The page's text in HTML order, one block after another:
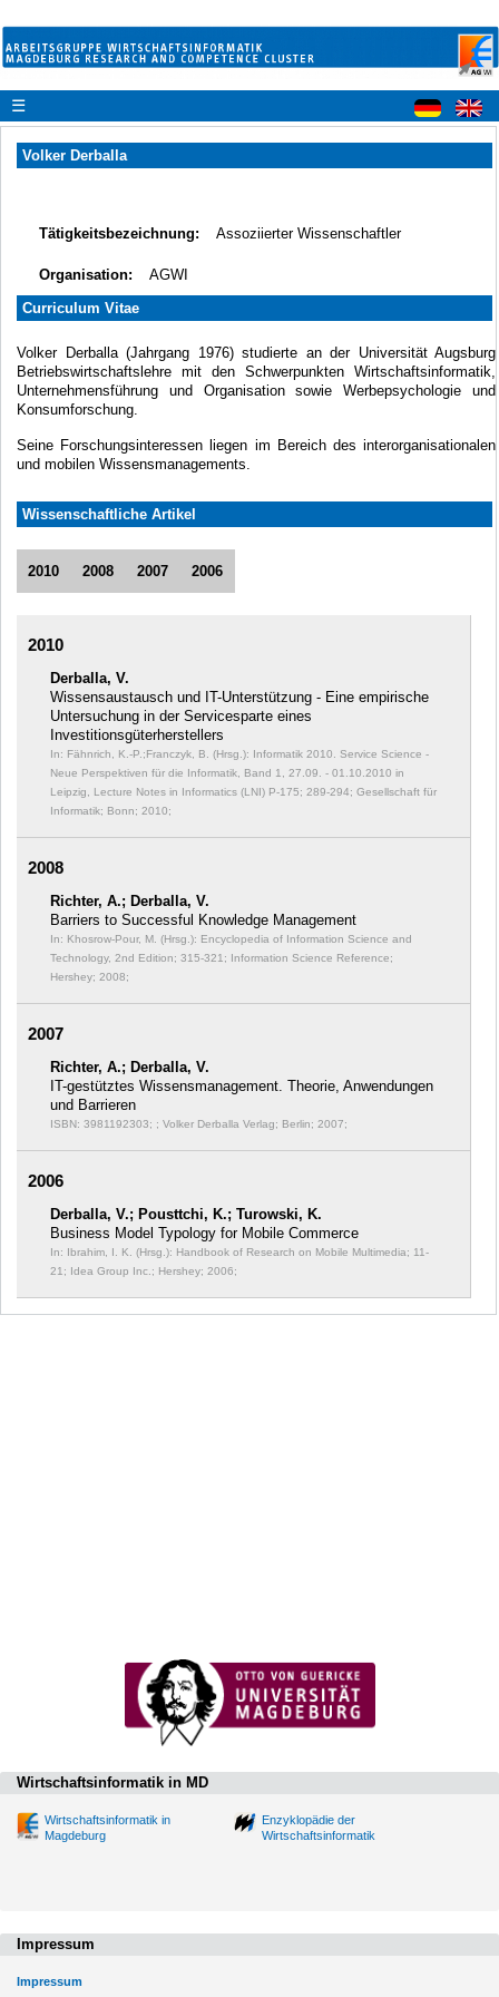
☰
Volker Derballa
Tätigkeitsbezeichnung: Assoziierter Wissenschaftler
Organisation:
AGWI
Curriculum Vitae
Volker Derballa (Jahrgang 1976) studierte an der Universität Augsburg
Betriebswirtschaftslehre mit den Schwerpunkten Wirtschaftsinformatik,
Unternehmensführung und Organisation sowie Werbepsychologie und
Konsumforschung.
Seine Forschungsinteressen liegen im Bereich des interorganisationalen
und mobilen Wissensmanagements.
Wissenschaftliche Artikel
2010 2008 2007 2006
2010
Derballa, V.
Wissensaustausch und IT-Unterstützung - Eine empirische
Untersuchung in der Servicesparte eines
Investitionsgüterherstellers
In: Fähnrich, K.-P.;Franczyk, B. (Hrsg.): Informatik 2010. Service Science -
Neue Perspektiven für die Informatik, Band 1, 27.09. - 01.10.2010 in
Leipzig, Lecture Notes in Informatics (LNI) P-175; 289-294; Gesellschaft für
Informatik; Bonn; 2010;
2008
Richter, A.; Derballa, V.
Barriers to Successful Knowledge Management
In: Khosrow-Pour, M. (Hrsg.): Encyclopedia of Information Science and
Technology, 2nd Edition; 315-321; Information Science Reference;
Hershey; 2008;
2007
Richter, A.; Derballa, V.
IT-gestütztes Wissensmanagement. Theorie, Anwendungen
und Barrieren
ISBN: 3981192303; ; Volker Derballa Verlag; Berlin; 2007;
2006
Derballa, V.; Pousttchi, K.; Turowski, K.
Business Model Typology for Mobile Commerce
In: Ibrahim, I. K. (Hrsg.): Handbook of Research on Mobile Multimedia; 11-
21; Idea Group Inc.; Hershey; 2006;
Wirtschaftsinformatik in MD
Wirtschaftsinformatik in
Magdeburg
Enzyklopädie der
Wirtschaftsinformatik
Impressum
Impressum